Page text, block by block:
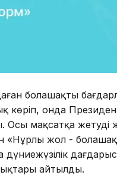
болашақтың
көріп, онда
Осы мақсатқа жетудің
«Нұрлы жол -
айтылды.